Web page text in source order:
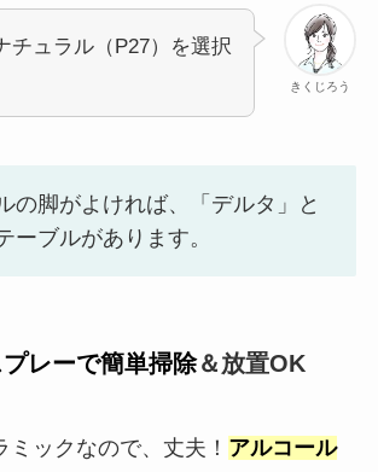
きくじろう
チュラル（P27）を選択
の脚がよければ、「デルタ」と
ーブルがあります。
レーで簡単掃除＆放置OK
ミックなので、丈夫！ アルコール